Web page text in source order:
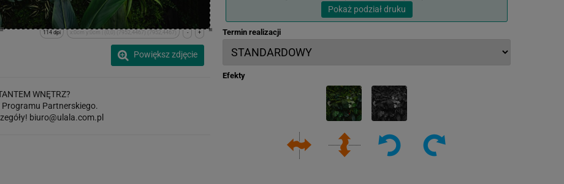
+
-
x:0cm y:0cm | (0,0) (7952,4467) (7952,4467)
114 dpi
Powiększ zdjęcie
WNĘTRZ?
Partnerskiego.
biuro@ulala.com.pl
Pokaż podział druku
Termin realizacji
Efekty